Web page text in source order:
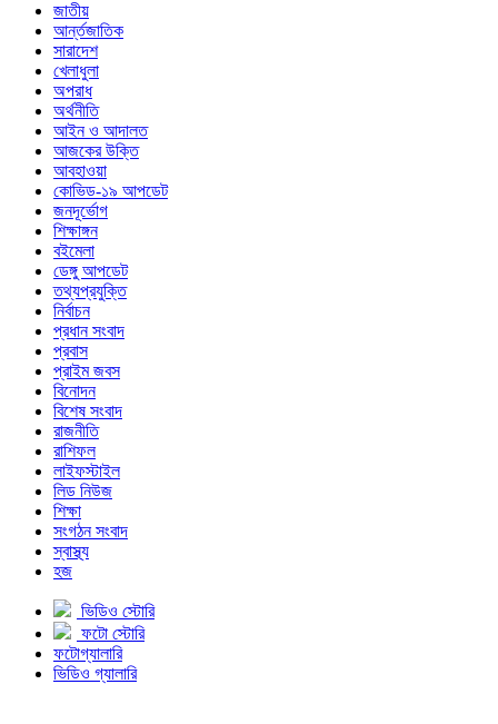
জাতীয়
আর্ন্তজাতিক
সারাদেশ
খেলাধুলা
অপরাধ
অর্থনীতি
আইন ও আদালত
আজকের উক্তি
আবহাওয়া
কোভিড-১৯ আপডেট
জনদূর্ভোগ
শিক্ষাঙ্গন
বইমেলা
ডেঙ্গু আপডেট
তথ্যপ্রযুক্তি
নির্বাচন
প্রধান সংবাদ
প্রবাস
প্রাইম জবস
বিনোদন
বিশেষ সংবাদ
রাজনীতি
রাশিফল
লাইফস্টাইল
লিড নিউজ
শিক্ষা
সংগঠন সংবাদ
স্বাস্থ্য
হজ
ভিডিও স্টোরি
ফটো স্টোরি
ফটোগ্যালারি
ভিডিও গ্যালারি